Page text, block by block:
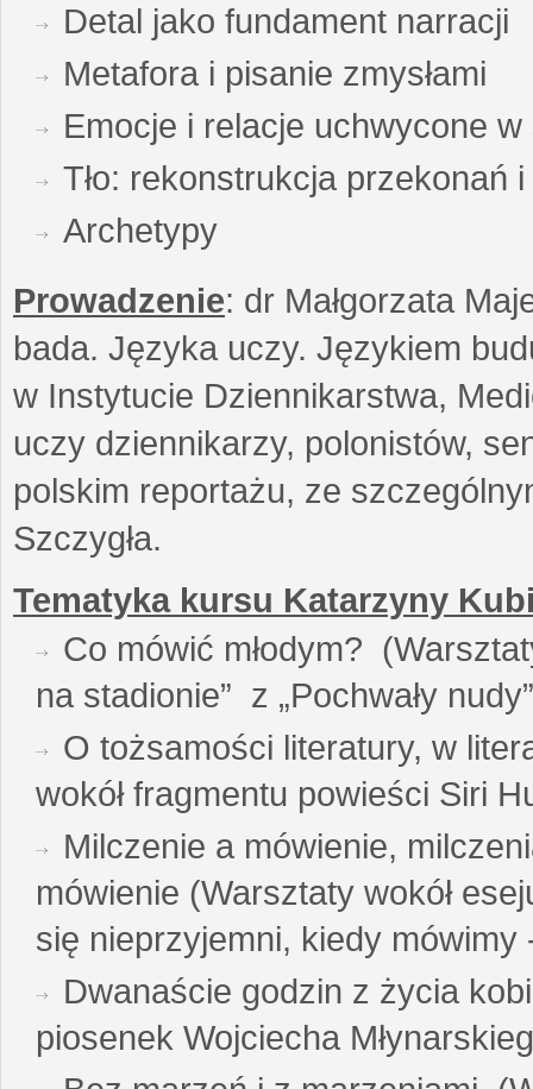
Detal jako fundament narracji
Metafora i pisanie zmysłami
Emocje i relacje uchwycone
Tło: rekonstrukcja przekonań
Archetypy
Prowadzenie: dr Małgorzata
bada. Języka uczy. Językiem
w Instytucie Dziennikarstwa,
uczy dziennikarzy, polonistów,
polskim reportażu, ze
Szczygła.
Tematyka kursu Katarzyny
Co mówić młodym?
na stadionie” z „Pochwały
O tożsamości literatury, w
wokół fragmentu powieści Siri
Milczenie a mówienie,
mówienie (Warsztaty wokół
się nieprzyjemni, kiedy mówimy
Dwanaście godzin z życia
piosenek Wojciecha